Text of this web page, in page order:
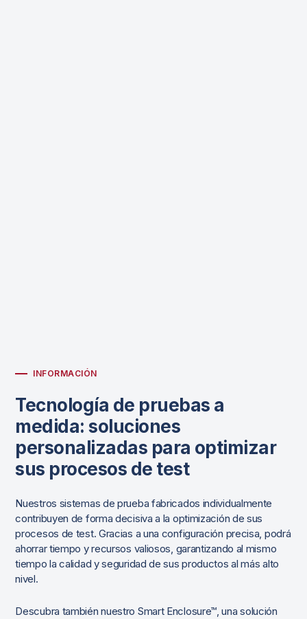
INFORMACIÓN
Tecnología de pruebas a
medida: soluciones
personalizadas para optimizar
sus procesos de test
Nuestros sistemas de prueba fabricados individualmente
contribuyen de forma decisiva a la optimización de sus
procesos de test. Gracias a una configuración precisa, podrá
ahorrar tiempo y recursos valiosos, garantizando al mismo
tiempo la calidad y seguridad de sus productos al más alto
nivel.
Descubra también nuestro Smart Enclosure™, una solución